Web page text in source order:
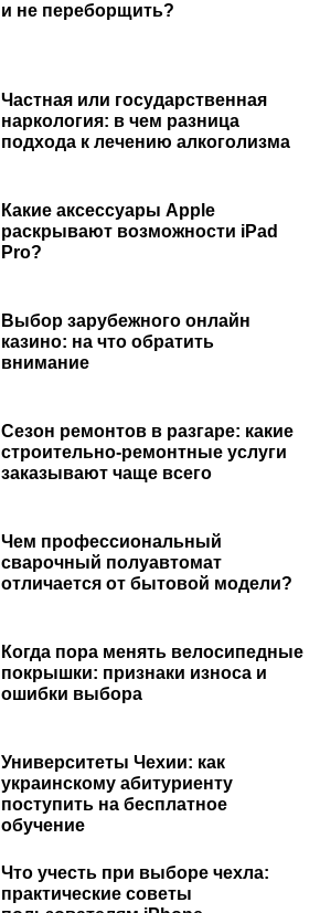
и не переборщить?
Частная или государственная
наркология: в чем разница
подхода к лечению алкоголизма
Какие аксессуары Apple
раскрывают возможности iPad
Pro?
Выбор зарубежного онлайн
казино: на что обратить
внимание
Сезон ремонтов в разгаре: какие
строительно-ремонтные услуги
заказывают чаще всего
Чем профессиональный
сварочный полуавтомат
отличается от бытовой модели?
Когда пора менять велосипедные
покрышки: признаки износа и
ошибки выбора
Университеты Чехии: как
украинскому абитуриенту
поступить на бесплатное
обучение
Что учесть при выборе чехла:
практические советы